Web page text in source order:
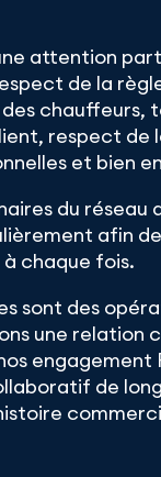
attention
de la
chauffeurs,
respect
et bien
du
afin
chaque fois.
sont des
une relation
engagement
de